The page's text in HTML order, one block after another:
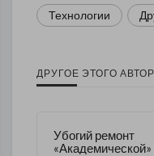
Технологии
ДРУГОЕ ЭТОГО
Убогий ремонт